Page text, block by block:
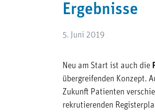
Ergebnisse
5. Juni 2019
Neu am Start ist auch die
übergreifenden Konzept.
Zukunft Patienten
rekrutierenden